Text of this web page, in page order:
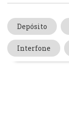
Depósito
Interfone